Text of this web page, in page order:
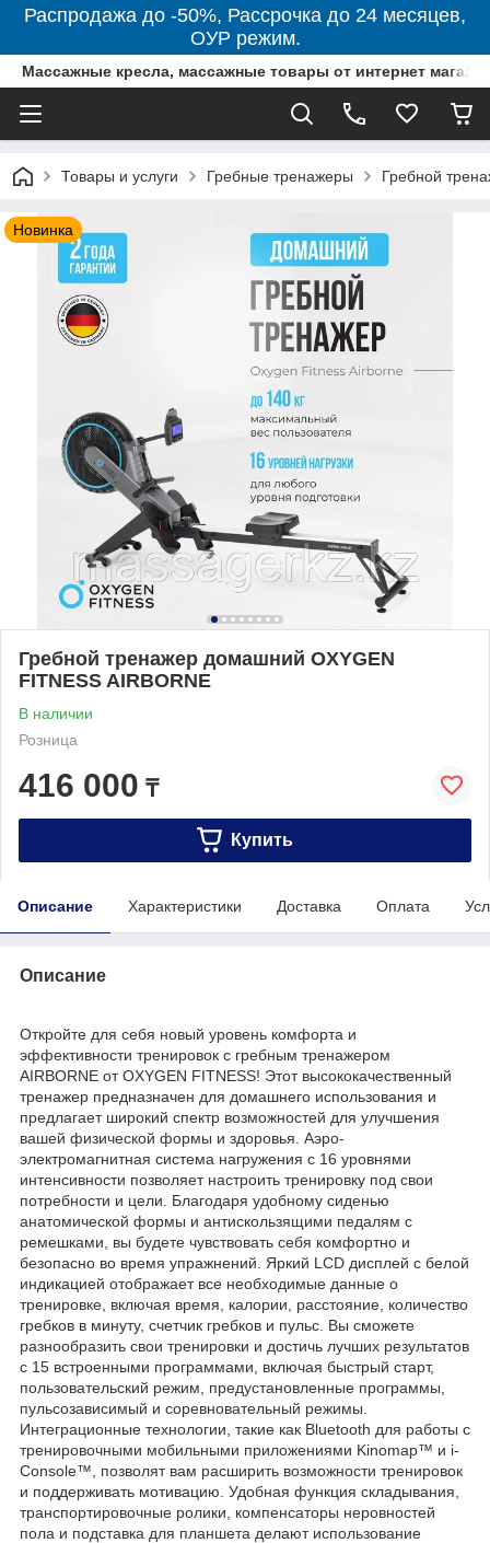
Распродажа до -50%, Рассрочка до 24 месяцев,
ОУР режим.
Массажные кресла, массажные товары от интернет
Товары и услуги Гребные тренажеры Гребной
Новинка
Гребной тренажер домашний OXYGEN
FITNESS AIRBORNE
В наличии
Розница
416 000 ₸
Купить
Описание Характеристики Доставка Оплата
Описание
Откройте для себя новый уровень комфорта и
эффективности тренировок с гребным тренажером
AIRBORNE от OXYGEN FITNESS! Этот высококачественный
тренажер предназначен для домашнего использования и
предлагает широкий спектр возможностей для улучшения
вашей физической формы и здоровья. Аэро-
электромагнитная система нагружения с 16 уровнями
интенсивности позволяет настроить тренировку под свои
потребности и цели. Благодаря удобному сиденью
анатомической формы и антискользящими педалям с
ремешками, вы будете чувствовать себя комфортно и
безопасно во время упражнений. Яркий LCD дисплей с белой
индикацией отображает все необходимые данные о
тренировке, включая время, калории, расстояние, количество
гребков в минуту, счетчик гребков и пульс. Вы сможете
разнообразить свои тренировки и достичь лучших результатов
с 15 встроенными программами, включая быстрый старт,
пользовательский режим, предустановленные программы,
пульсозависимый и соревновательный режимы.
Интеграционные технологии, такие как Bluetooth для работы с
тренировочными мобильными приложениями Kinomap™ и i-
Console™, позволят вам расширить возможности тренировок
и поддерживать мотивацию. Удобная функция складывания,
транспортировочные ролики, компенсаторы неровностей
пола и подставка для планшета делают использование